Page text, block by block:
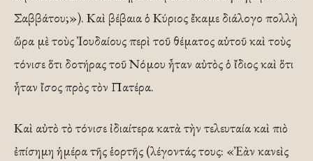
Σαββάτου;»). Καὶ βέβαια ὁ Κύριος ἔκαμε διάλογο πολλὴ
ὥρα μὲ τοὺς Ἰουδαίους περὶ τοῦ θέματος αὐτοῦ καὶ τοὺς
τόνισε ὅτι δοτήρας τοῦ Νόμου ἦταν αὐτὸς ὁ ἴδιος καὶ ὅτι
ἦταν ἴσος πρὸς τὸν Πατέρα.
Καὶ αὐτὸ τὸ τόνισε ἰδιαίτερα κατὰ τὴν τελευταία καὶ πιὸ
ἐπίσημη ἡμέρα τῆς ἑορτῆς (λέγοντάς τους: «Ἐὰν κανεὶς